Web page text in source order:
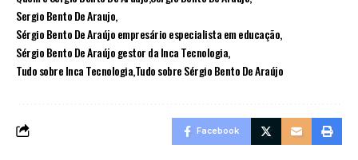
Sergio Bento De Araujo
Sérgio Bento De Araújo empresário especialista em educação
Sérgio Bento De Araújo gestor da Inca Tecnologia
Tudo sobre Inca TecnologiaTudo sobre Sérgio Bento De Araújo
Facebook